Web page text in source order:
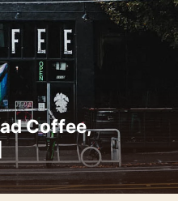
Coffee,